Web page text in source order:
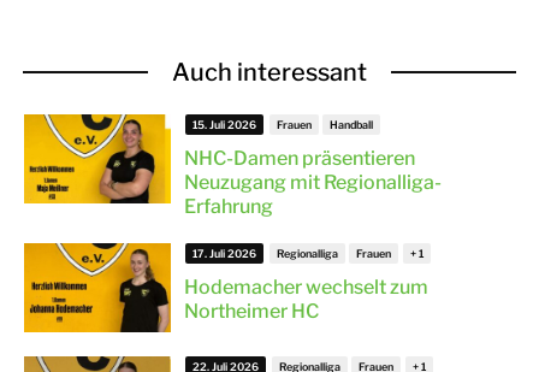
Auch interessant
NHC-Damen präsentieren
Neuzugang mit Regionalliga-
Erfahrung
15. Juli 2026 Frauen Handball
Hodemacher wechselt zum
Northeimer HC
17. Juli 2026 Regionalliga Frauen
22. Juli 2026 Regionalliga Frauen